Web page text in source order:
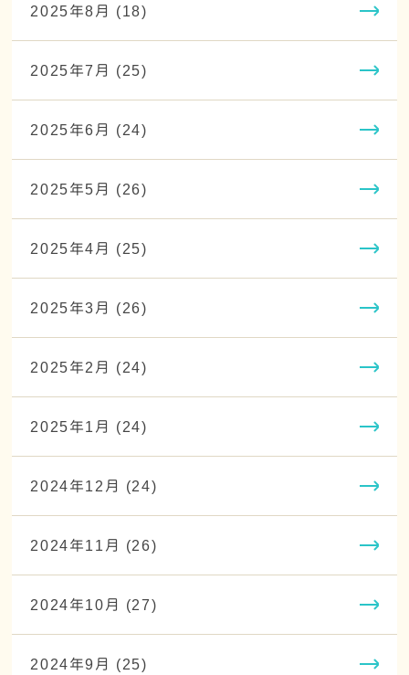
2025年8月 (18)
2025年7月 (25)
2025年6月 (24)
2025年5月 (26)
2025年4月 (25)
2025年3月 (26)
2025年2月 (24)
2025年1月 (24)
2024年12月 (24)
2024年11月 (26)
2024年10月 (27)
2024年9月 (25)